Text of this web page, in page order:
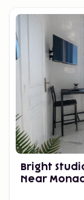
Bright
Near